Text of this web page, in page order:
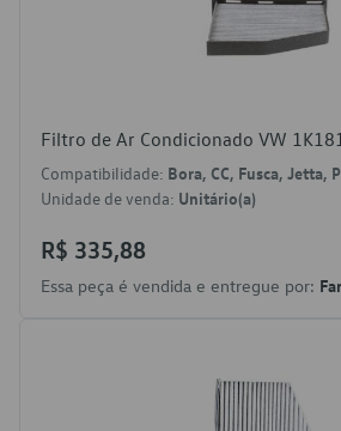
Filtro de Ar Condicionado VW
Compatibilidade: Bora, CC, Fusca, Jetta,
Unidade de venda: Unitário(a)
R$ 335,88
Essa peça é vendida e entregue por: